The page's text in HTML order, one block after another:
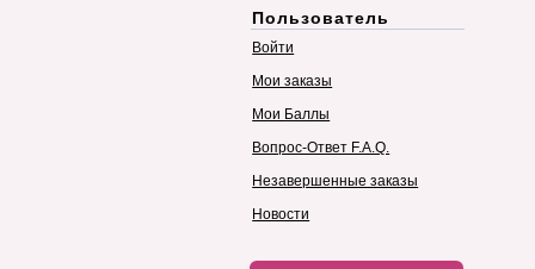
Пользователь
Войти
Мои заказы
Мои Баллы
Вопрос-Ответ F.A.Q.
Незавершенные заказы
Новости